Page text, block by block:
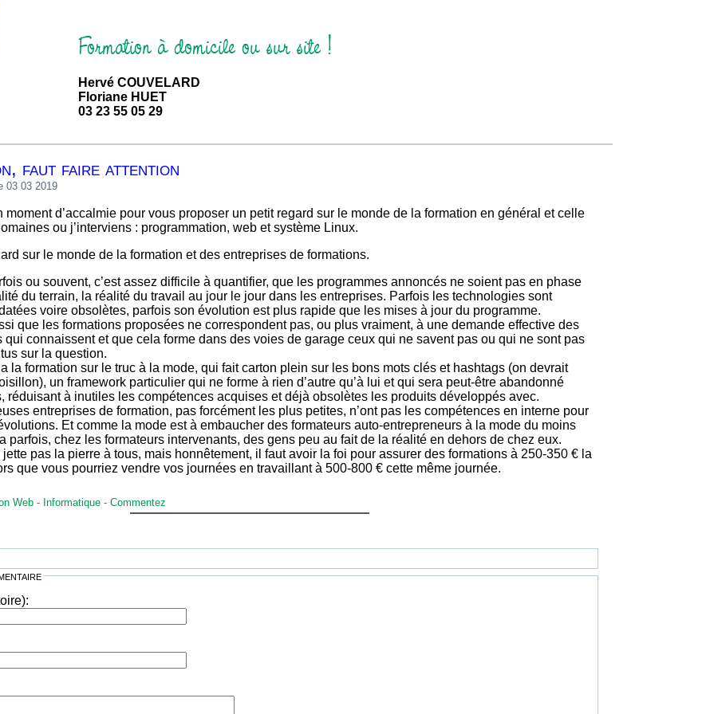
Formation à domicile ou sur site !
Hervé COUVELARD
Floriane HUET
03 23 55 05 29
faut faire attention
03 03 2019
ou j’interviens : programmation, web et système Linux.
sur le monde de la formation et des entreprises de formations.
ou souvent, c’est assez difficile à quantifier, que les programmes annoncés ne soient pas en phase
du terrain, la réalité du travail au jour le jour dans les entreprises. Parfois les technologies sont
voire obsolètes, parfois son évolution est plus rapide que les mises à jour du programme.
que les formations proposées ne correspondent pas, ou plus vraiment, à une demande effective des
qui connaissent et que cela forme dans des voies de garage ceux qui ne savent pas ou qui ne sont pas
sur la question.
la formation sur le truc à la mode, qui fait carton plein sur les bons mots clés et hashtags (on devrait
un framework particulier qui ne forme à rien d’autre qu’à lui et qui sera peut-être abandonné
réduisant à inutiles les compétences acquises et déjà obsolètes les produits développés avec.
entreprises de formation, pas forcément les plus petites, n’ont pas les compétences en interne pour
Et comme la mode est à embaucher des formateurs auto-entrepreneurs à la mode du moins
parfois, chez les formateurs intervenants, des gens peu au fait de la réalité en dehors de chez eux.
pas la pierre à tous, mais honnêtement, il faut avoir la foi pour assurer des formations à 250-350 € la
que vous pourriez vendre vos journées en travaillant à 500-800 € cette même journée.
Web - Informatique - Commentez